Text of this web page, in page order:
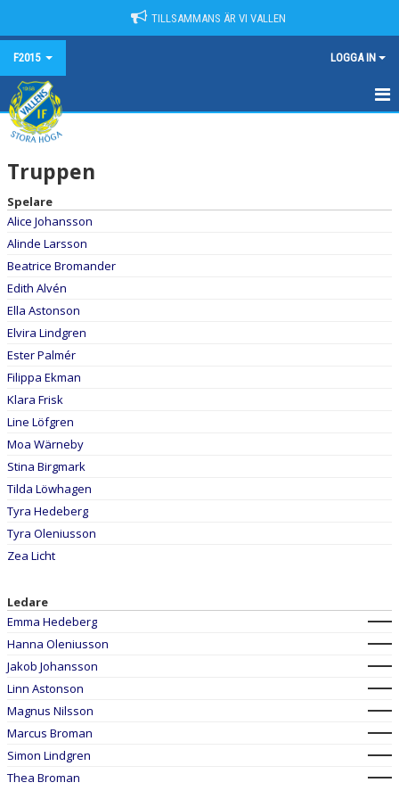
TILLSAMMANS ÄR VI VALLEN
F2015 LOGGA IN
HEM
NYHETER
KALENDER
MATCHER
TRUPPEN
DOKUMENT
KONTAKT
Truppen
Spelare
Alice Johansson
Alinde Larsson
Beatrice Bromander
Edith Alvén
Ella Astonson
Elvira Lindgren
Ester Palmér
Filippa Ekman
Klara Frisk
Line Löfgren
Moa Wärneby
Stina Birgmark
Tilda Löwhagen
Tyra Hedeberg
Tyra Oleniusson
Zea Licht
Ledare
Emma Hedeberg
Hanna Oleniusson
Jakob Johansson
Linn Astonson
Magnus Nilsson
Marcus Broman
Simon Lindgren
Thea Broman